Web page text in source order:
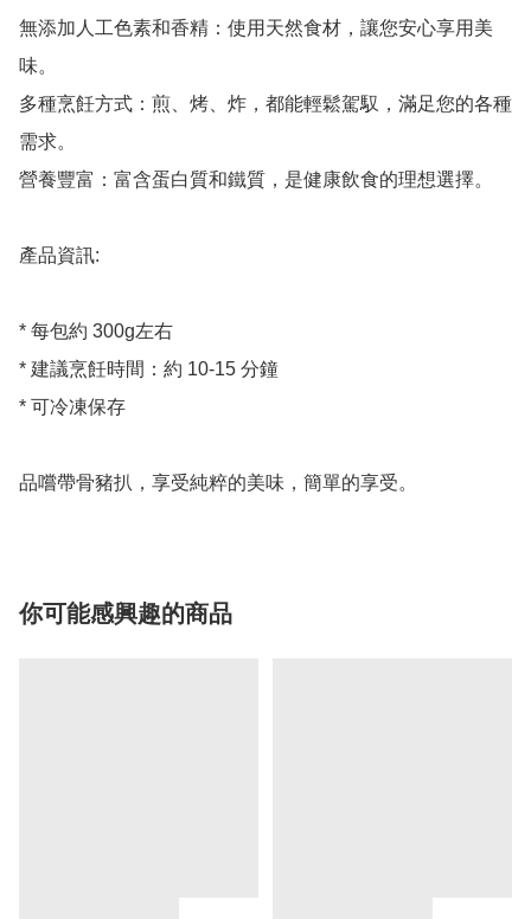
無添加人工色素和香精：使用天然食材，讓您安心享用美
味。
多種烹飪方式：煎、烤、炸，都能輕鬆駕馭，滿足您的各種
需求。
營養豐富：富含蛋白質和鐵質，是健康飲食的理想選擇。
產品資訊:
* 每包約 300g左右
* 建議烹飪時間：約 10-15 分鐘
* 可冷凍保存
你可能感興趣的商品